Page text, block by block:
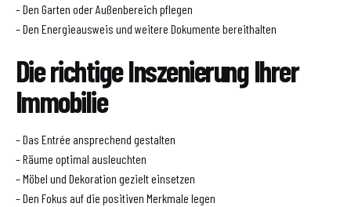
– Den Garten oder Außenbereich pflegen
– Den Energieausweis und weitere Dokumente bereithalten
Die richtige Inszenierung Ihrer
Immobilie
– Das Entrée ansprechend gestalten
– Räume optimal ausleuchten
– Möbel und Dekoration gezielt einsetzen
– Den Fokus auf die positiven Merkmale legen